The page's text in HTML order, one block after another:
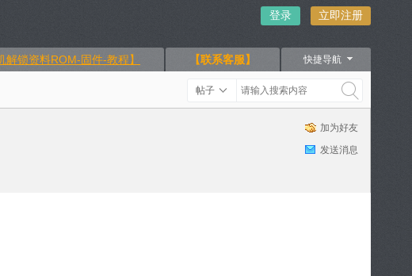
登录 立即注册
快捷导航
【联系客服】
解锁资料ROM-固件-教程】
帖子
加为好友
发送消息